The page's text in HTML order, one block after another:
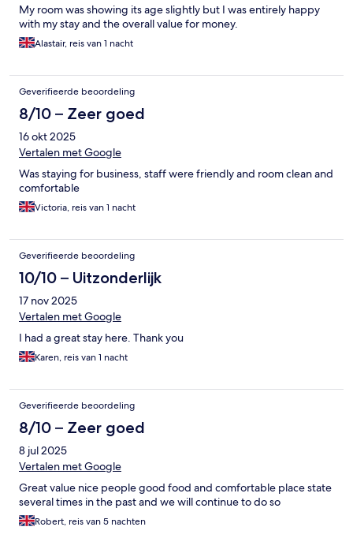
My room was showing its age slightly but I was entirely happy
with my stay and the overall value for money.
Alastair, reis van 1 nacht
Geverifieerde beoordeling
8/10 – Zeer goed
16 okt 2025
Vertalen met Google
Was staying for business, staff were friendly and room clean and
comfortable
Victoria, reis van 1 nacht
Geverifieerde beoordeling
10/10 – Uitzonderlijk
17 nov 2025
Vertalen met Google
I had a great stay here. Thank you
Karen, reis van 1 nacht
Geverifieerde beoordeling
8/10 – Zeer goed
8 jul 2025
Vertalen met Google
Great value nice people good food and comfortable place state
several times in the past and we will continue to do so
Robert, reis van 5 nachten